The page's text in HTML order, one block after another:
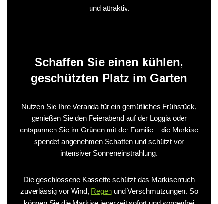
und attraktiv.
Schaffen Sie einen kühlen,
geschützten Platz im Garten
Nutzen Sie Ihre Veranda für ein gemütliches Frühstück,
genießen Sie den Feierabend auf der Loggia oder
entspannen Sie im Grünen mit der Familie – die Markise
spendet angenehmen Schatten und schützt vor
intensiver Sonneneinstrahlung.
Die geschlossene Kassette schützt das Markisentuch
zuverlässig vor Wind, Regenund Verschmutzungen. So